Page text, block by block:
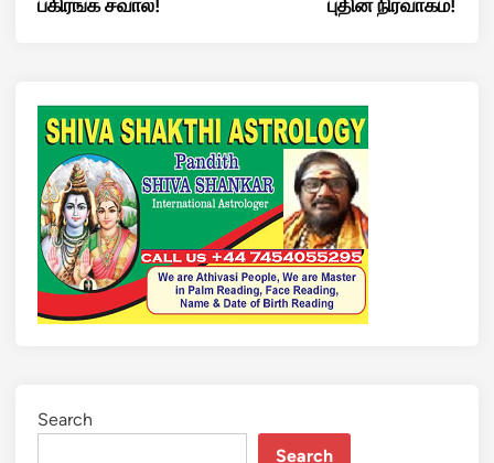
பகிரங்க சவால்! புதின் நிர்வாகம்!
Search
Search